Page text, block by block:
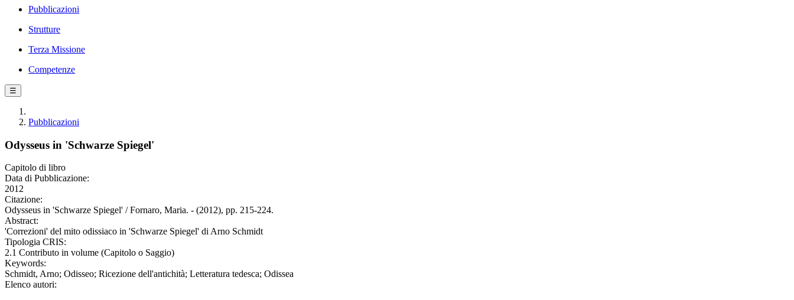
Pubblicazioni
Strutture
Terza Missione
Competenze
☰
Pubblicazioni
Odysseus in 'Schwarze Spiegel'
Capitolo di libro
Data di Pubblicazione:
2012
Citazione:
Odysseus in 'Schwarze Spiegel' / Fornaro, Maria. - (2012), pp. 215-224.
Abstract:
'Correzioni' del mito odissiaco in 'Schwarze Spiegel' di Arno Schmidt
Tipologia CRIS:
2.1 Contributo in volume (Capitolo o Saggio)
Keywords:
Schmidt, Arno; Odisseo; Ricezione dell'antichità; Letteratura tedesca; Odissea
Elenco autori: